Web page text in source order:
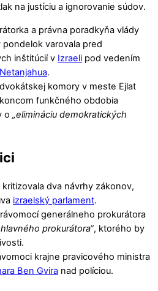
na justíciu a ignorovanie súdov.
a právna poradkyňa vlády
pondelok varovala pred
inštitúcií v Izraeli pod vedením
.
komory v meste Ejlat
funkčného obdobia
o „elimináciu demokratických
dva návrhy zákonov,
izraelský parlament.
generálneho prokurátora
prokurátora“, ktorého by
krajne pravicového ministra
Ben Gvira nad políciou.